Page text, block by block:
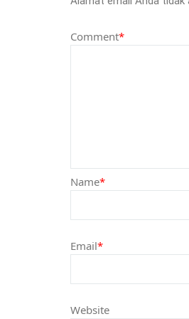
Comment*
Name*
Email*
Website